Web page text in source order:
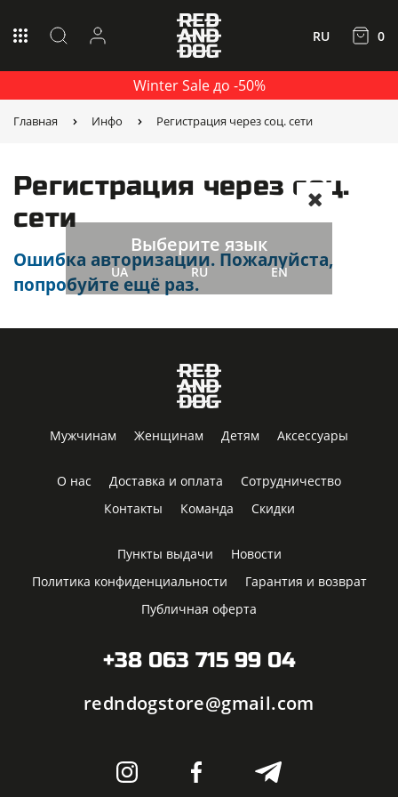
Winter Sale до -50%
RU 0
Главная Инфо Регистрация через соц. сети
Регистрация через соц.
сети
Ошибка авторизации. Пожалуйста,
попробуйте ещё раз.
Мужчинам Женщинам Детям Аксессуары
О нас Доставка и оплата
Сотрудничество
Контакты
Команда Скидки
Пункты выдачи
Новости
Политика конфиденциальности
Гарантия и возврат
Публичная оферта
+38 063 715 99 04
redndogstore@gmail.com
Выберите язык
UA RU EN